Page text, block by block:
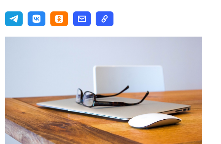
Туризм
Авторские материалы
Видео
Телефон редакции:+7 495 727-01-67